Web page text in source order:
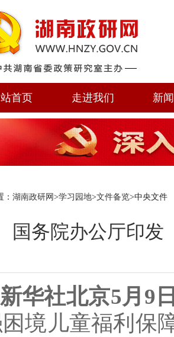
首页 走进我们 新
： 湖南政研网 >学习园地>文件备览>中央文件
国务院办公厅印发
新华社北京5月9
境儿童福利保